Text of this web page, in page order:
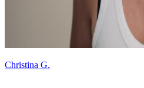
Christina G.